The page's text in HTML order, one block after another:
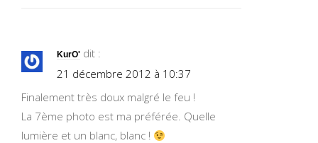
KurO' dit :
21 décembre 2012 à 10:37
Finalement très doux malgré le feu !
La 7ème photo est ma préférée. Quelle
lumière et un blanc, blanc !